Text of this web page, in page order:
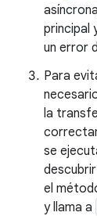
principal
un error
Para
la
se
el
y llama a